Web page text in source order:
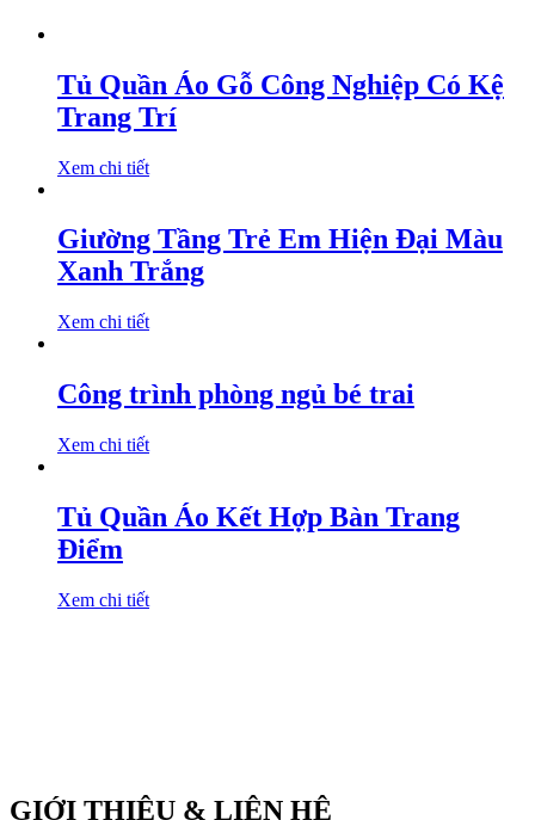
Tủ Quần Áo Gỗ Công Nghiệp Có Kệ
Trang Trí
Xem chi tiết
Giường Tầng Trẻ Em Hiện Đại Màu
Xanh Trắng
Xem chi tiết
Công trình phòng ngủ bé trai
Xem chi tiết
Tủ Quần Áo Kết Hợp Bàn Trang
Điểm
Xem chi tiết
GIỚI THIỆU & LIÊN HỆ